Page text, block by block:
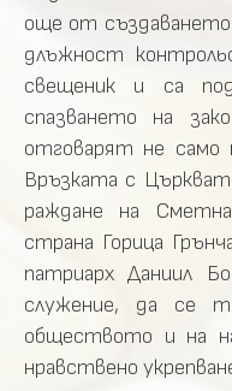
още от
длъжност
свещеник и са
спазването на
отговарят не само
Връзката с
раждане на
страна Горица
патриарх Даниил
служение, да се
обществото и на
нравствено